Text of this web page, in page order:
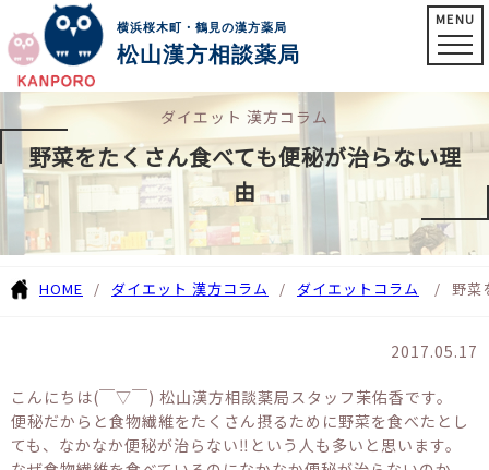
横浜桜木町・鶴見の漢方薬局
松山漢方相談薬局
MENU
ダイエット 漢方コラム
野菜をたくさん食べても便秘が治らない理
由
HOME ダイエット 漢方コラム ダイエットコラム 野菜
2017.05.17
こんにちは(￣▽￣) 松山漢方相談薬局スタッフ茉佑香です。
便秘だからと食物繊維をたくさん摂るために野菜を食べたとし
ても、なかなか便秘が治らない‼︎という人も多いと思います。